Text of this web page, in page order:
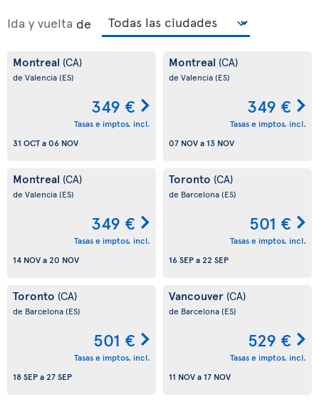
Ida y vuelta de
Montreal (CA)
de Valencia(ES)
349 €
Tasas e imptos. incl.
31 OCTa06 NOV
Montreal (CA)
de Valencia(ES)
349 €
Tasas e imptos. incl.
07 NOVa 13 NOV
Montreal (CA)
de Valencia(ES)
349 €
Tasas e imptos. incl.
14 NOVa20 NOV
Toronto (CA)
de Barcelona(ES)
501 €
Tasas e imptos. incl.
16 SEPa22 SEP
Toronto (CA)
de Barcelona(ES)
501 €
Tasas e imptos. incl.
18 SEPa27 SEP
Vancouver (CA)
de Barcelona(ES)
529 €
Tasas e imptos. incl.
11 NOVa 17 NOV